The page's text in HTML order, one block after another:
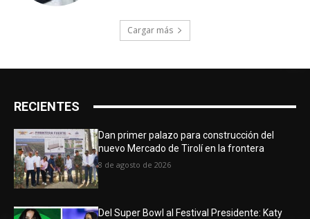
Cargar más
RECIENTES
Dan primer palazo para construcción del
nuevo Mercado de Tirolí en la frontera
8 de agosto de 2026
Del Super Bowl al Festival Presidente: Katy